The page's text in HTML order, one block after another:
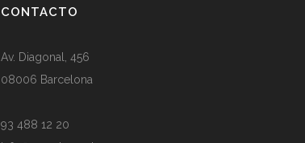
CONTACTO
Av. Diagonal, 456
08006 Barcelona
93 488 12 20